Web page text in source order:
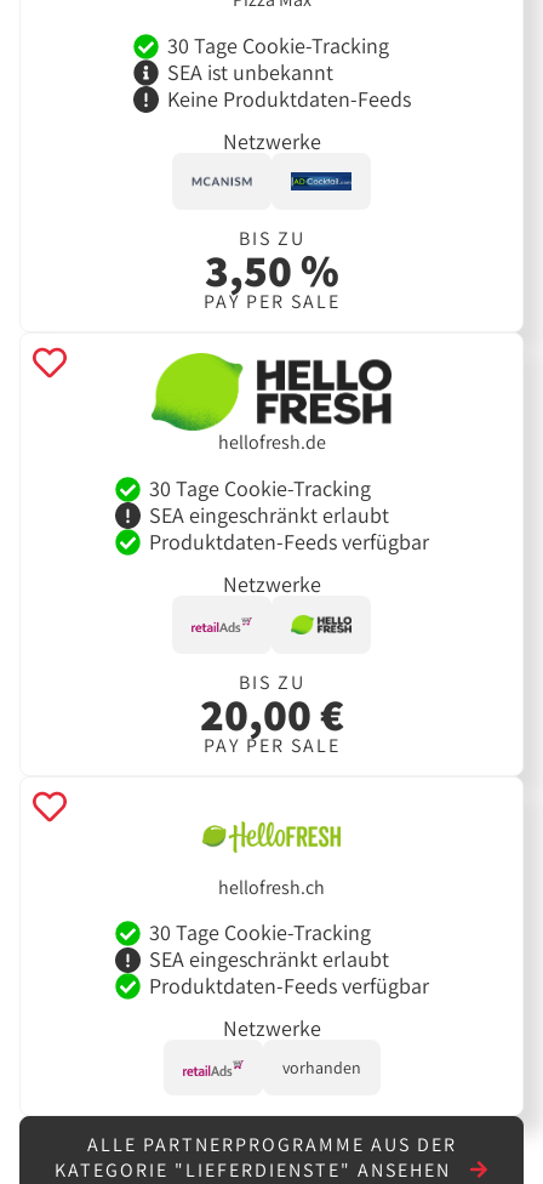
30 Tage Cookie-Tracking
SEA ist unbekannt
Keine Produktdaten-Feeds
Netzwerke
BIS ZU
3,50 %
PAY PER SALE
hellofresh.de
30 Tage Cookie-Tracking
SEA eingeschränkt erlaubt
Produktdaten-Feeds verfügbar
Netzwerke
BIS ZU
20,00 €
PAY PER SALE
hellofresh.ch
30 Tage Cookie-Tracking
SEA eingeschränkt erlaubt
Produktdaten-Feeds verfügbar
Netzwerke
vorhanden
ALLE PARTNERPROGRAMME AUS DER
KATEGORIE "LIEFERDIENSTE" ANSEHEN